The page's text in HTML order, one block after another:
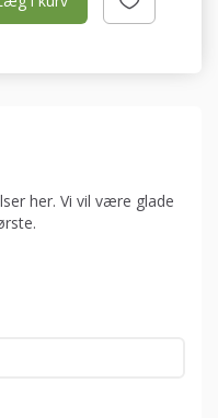
her. Vi vil være glade